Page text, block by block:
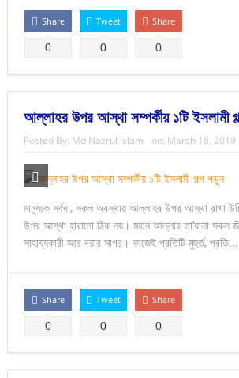
Share
0
Tweet
0
Share
0
আল্লাহর উপর আস্থা সম্পর্কীয় ১টি ইসলামী
Posted By: Md Nazrul Islam on: March 16, 2019
মানুষকে সর্বদা, সকল অবস্থায় আল্লাহর উপর আস্থা রাখা
উপর আস্থা হারানো ঠিক নয়। মহান আল্লাহ তা’য়ালা সকল
সাহায্যকারী আর দয়ার সাগর। কাজেই প্রতিটি মুহুর্ত, প্রতি...
Share
0
Tweet
0
Share
0